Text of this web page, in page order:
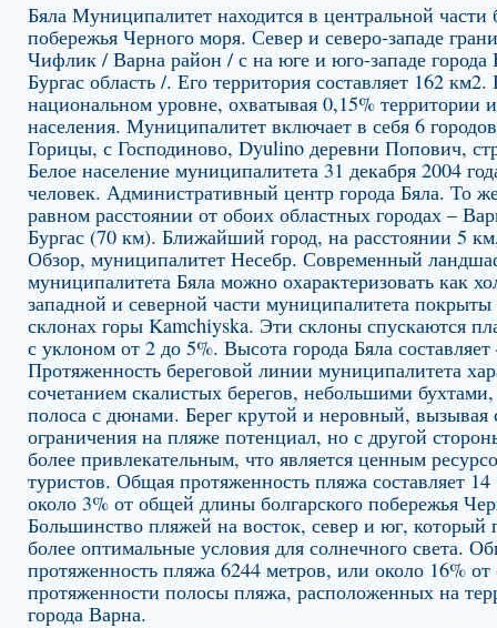
Бяла Муниципалитет находится в центральной части
побережья Черного моря. Север и северо-западе
Чифлик / Варна район / с на юге и юго-западе города
Бургас область /. Его территория составляет 162 км2.
национальном уровне, охватывая 0,15% территории
населения. Муниципалитет включает в себя 6
Горицы, с Господиново, Dyulino деревни Попович,
Белое население муниципалитета 31 декабря 2004
человек. Административный центр города Бяла. То
равном расстоянии от обоих областных городах –
Бургас (70 км). Ближайший город, на расстоянии 5
Обзор, муниципалитет Несебр. Современный
муниципалитета Бяла можно охарактеризовать как
западной и северной части муниципалитета
склонах горы Kamchiyska. Эти склоны спускаются
с уклоном от 2 до 5%. Высота города Бяла
Протяженность береговой линии муниципалитета
сочетанием скалистых берегов, небольшими
полоса с дюнами. Берег крутой и неровный, вызывая
ограничения на пляже потенциал, но с другой
более привлекательным, что является ценным
туристов. Общая протяженность пляжа составляет
около 3% от общей длины болгарского побережья
Большинство пляжей на восток, север и юг, который
более оптимальные условия для солнечного света.
протяженность пляжа 6244 метров, или около 16%
протяженности полосы пляжа, расположенных на
города Варна.